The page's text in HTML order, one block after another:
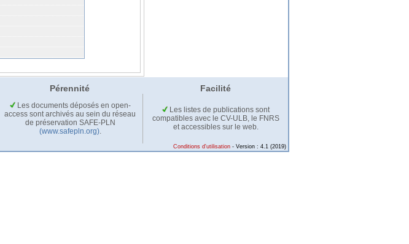
Pérennité Facilité
Les documents déposés en open-
access sont archivés au sein du réseau
de préservation SAFE-PLN
(www.safepln.org).
Les listes de publications sont
compatibles avec le CV-ULB, le FNRS
et accessibles sur le web.
Conditions d'utilisation - Version : 4.1 (2019)